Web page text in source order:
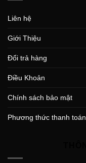
Liên hệ
Giới Thiệu
Đổi trả hàng
Điều Khoản
Chính sách bảo mật
Phương thức thanh toán